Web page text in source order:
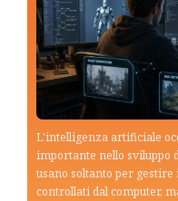
L'intelligenza artificiale
importante nello sviluppo
usano soltanto per
controllati dal computer,